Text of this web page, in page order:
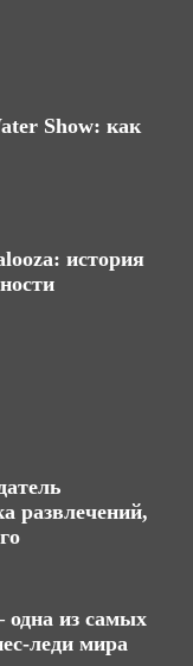
Show: как
история
развлечений,
из самых
леди мира